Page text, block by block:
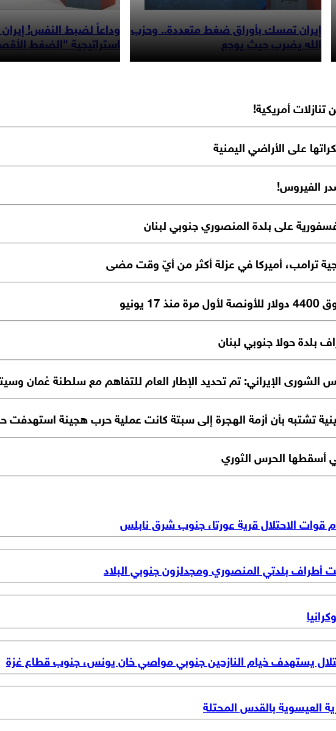
إيران تمسك بأوراق ضغط متعددة.. وحزب
الله يضرب حيث يوجع
وداعاً لضبط النفس! إيران
استراتيجية "الضغط
أمريكية!
على الأراضي اليمنية
الفيروس!
على بلدة المنصوري جنوبي لبنان
ترامب، أميركا في عزلة أكثر من أيّ وقت مضى
بلدة حولا جنوبي لبنان
الإيراني: تم تحديد الإطار العام للتفاهم مع سلطنة عُمان
تشتبه بأن أزمة الهجرة إلى سبتة كانت عملية حرب هجينة استهدفت
أسقطها الحرس الثوري
قوات الاحتلال قرية عورتا، جنوب شرق نابلس
أطراف بلدتي المنصوري ومجدلزون جنوبي البلاد
يستهدف خيام النازحين جنوبي مواصي خان يونس، جنوب قطاع غزة
العيسوية بالقدس المحتلة